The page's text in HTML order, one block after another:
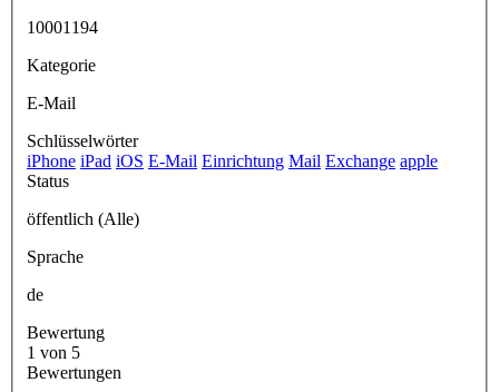
10001194
Kategorie
E-Mail
Schlüsselwörter
iPhone iPad iOS E-Mail Einrichtung Mail Exchange apple
Status
öffentlich (Alle)
Sprache
de
Bewertung
1 von 5
Bewertungen